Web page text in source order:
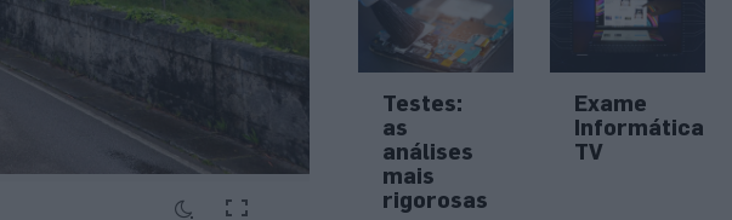
Testes:
as
análises
mais
rigorosas
Exame
Informática
TV